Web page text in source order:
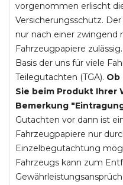
vorgenommen erlischt
Versicherungsschutz.
nur nach einer
Fahrzeugpapiere
Basis der uns für viele
Teilegutachten (TGA). Ob
Sie beim Produkt Ihrer
Bemerkung
Gutachten vor dann ist
Fahrzeugpapiere nur
Einzelbegutachtung
Fahrzeugs kann zum